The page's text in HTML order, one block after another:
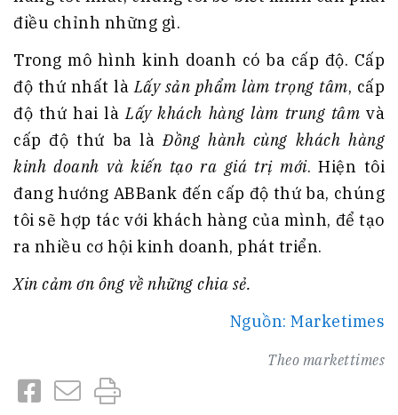
điều chỉnh những gì.
Trong mô hình kinh doanh có ba cấp độ. Cấp
độ thứ nhất là Lấy sản phẩm làm trọng tâm, cấp
độ thứ hai là Lấy khách hàng làm trung tâm và
cấp độ thứ ba là Đồng hành cùng khách hàng
kinh doanh và kiến tạo ra giá trị mới. Hiện tôi
đang hướng ABBank đến cấp độ thứ ba, chúng
tôi sẽ hợp tác với khách hàng của mình, để tạo
ra nhiều cơ hội kinh doanh, phát triển.
Xin cảm ơn ông về những chia sẻ.
Nguồn: Marketimes
Theo markettimes